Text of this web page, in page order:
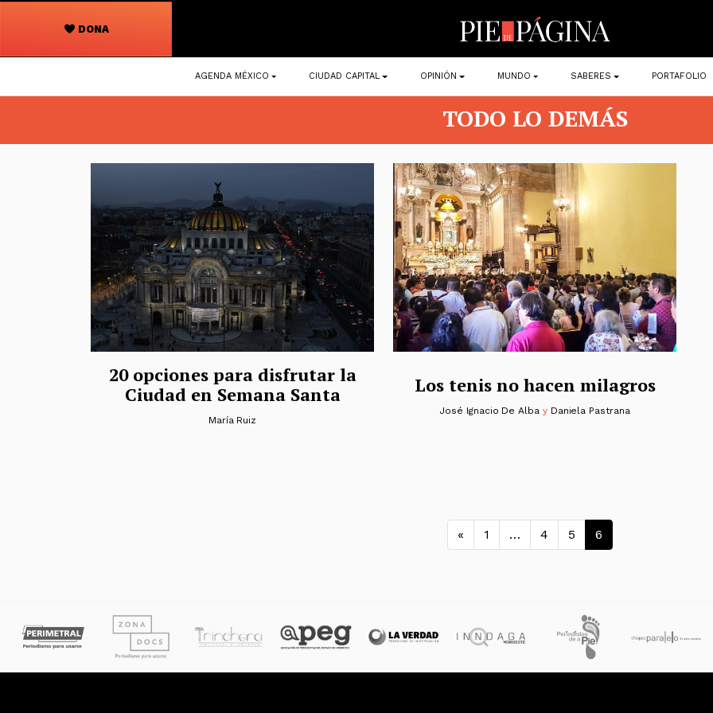
DONA
Navegación
principal
AGENDA MÉXICO CIUDAD CAPITAL OPINIÓN MUNDO SABERES PORTAFOLIO
TODO LO DEMÁS
20 opciones para disfrutar la
Ciudad en Semana Santa
María Ruiz
Los tenis no hacen milagros
José Ignacio De Alba y Daniela Pastrana
Navegación de
« 1 … 4 5 6